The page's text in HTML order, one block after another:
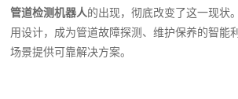
管道检测机器人的出现，彻底改变了这一现状
用设计，成为管道故障探测、维护保养的智能
场景提供可靠解决方案。